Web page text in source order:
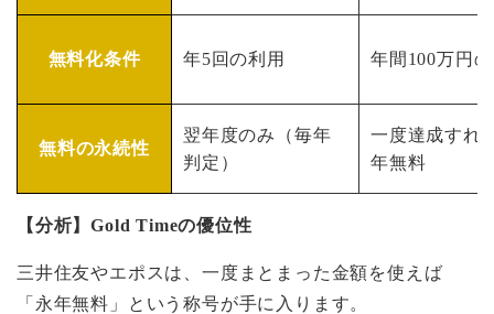
無料化条件 年5回の利用 年間100万円
無料の永続性
翌年度のみ（毎年
判定）
一度達成すれ
年無料
【分析】Gold Timeの優位性
三井住友やエポスは、一度まとまった金額を使えば
「永年無料」という称号が手に入ります。